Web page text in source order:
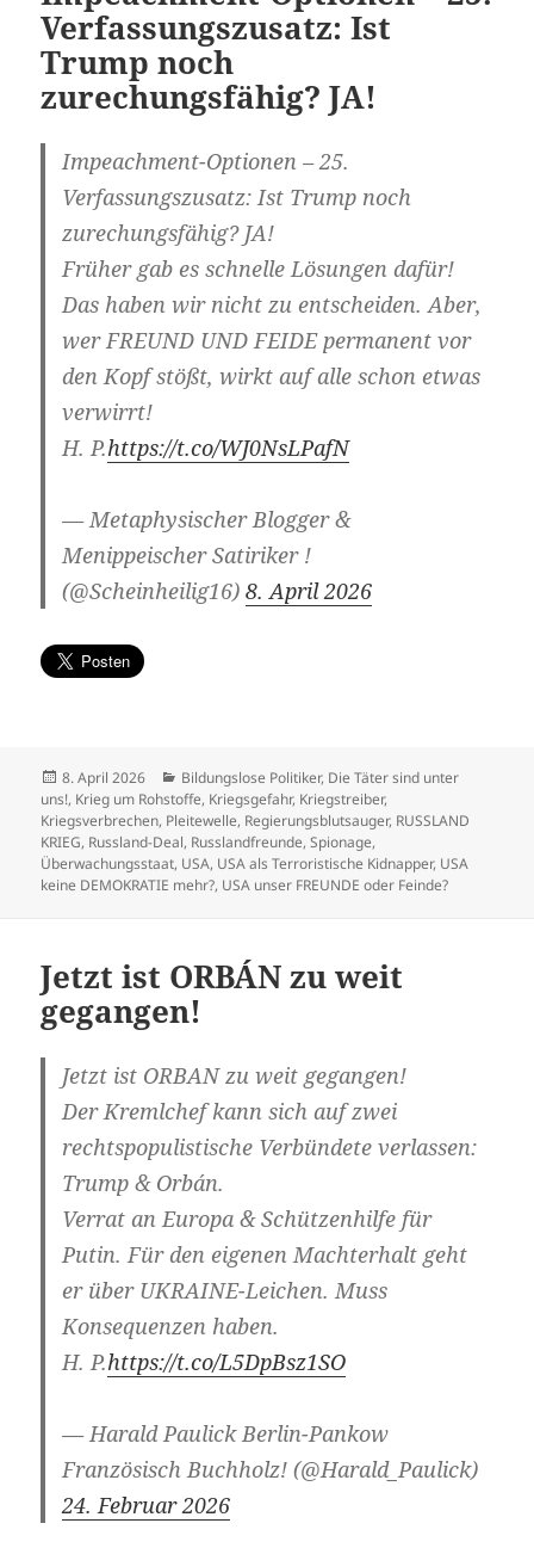
Verfassungszusatz: Ist
Trump noch
zurechungsfähig? JA!
Impeachment-Optionen – 25.
Verfassungszusatz: Ist Trump noch
zurechungsfähig? JA!
Früher gab es schnelle Lösungen dafür!
Das haben wir nicht zu entscheiden. Aber,
wer FREUND UND FEIDE permanent vor
den Kopf stößt, wirkt auf alle schon etwas
verwirrt!
H. P.https://t.co/WJ0NsLPafN
— Metaphysischer Blogger &
Menippeischer Satiriker !
(@Scheinheilig16)8. April 2026
Veröffentlicht
am
8. April 2026 Kategorien
Bildungslose Politiker, Die Täter sind unter
uns!, Krieg um Rohstoffe, Kriegsgefahr, Kriegstreiber,
Kriegsverbrechen, Pleitewelle, Regierungsblutsauger, RUSSLAND
KRIEG, Russland-Deal, Russlandfreunde,Spionage,
Überwachungsstaat, USA, USA als Terroristische Kidnapper, USA
keine DEMOKRATIE mehr?, USA unser FREUNDE oder Feinde?
Jetzt ist ORBÁN zu weit
gegangen!
Jetzt ist ORBAN zu weit gegangen!
Der Kremlchef kann sich auf zwei
rechtspopulistische Verbündete verlassen:
Trump & Orbán.
Verrat an Europa & Schützenhilfe für
Putin. Für den eigenen Machterhalt geht
er über UKRAINE-Leichen. Muss
Konsequenzen haben.
H. P.https://t.co/L5DpBsz1SO
— Harald Paulick Berlin-Pankow
Französisch Buchholz! (@Harald_Paulick)
24. Februar 2026